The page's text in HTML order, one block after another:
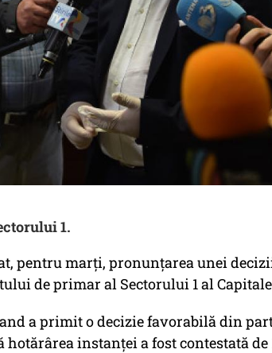
1.
pentru marţi, pronunţarea unei
de primar al Sectorului 1 al
a primit o decizie favorabilă din
instanţei a fost contestată de